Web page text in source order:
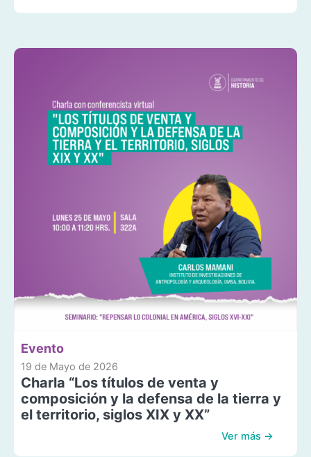
Evento
19 de Mayo de 2026
Charla “Los títulos de venta y
composición y la defensa de la tierra y
el territorio, siglos XIX y XX”
Ver más →